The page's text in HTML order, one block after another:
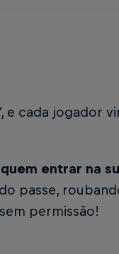
e cada jogador
quem entrar na
passe,
permissão!